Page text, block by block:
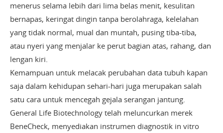
menerus selama lebih dari lima belas menit, kesulitan
bernapas, keringat dingin tanpa berolahraga, kelelahan
yang tidak normal, mual dan muntah, pusing tiba-tiba,
atau nyeri yang menjalar ke perut bagian atas, rahang, dan
lengan kiri.
Kemampuan untuk melacak perubahan data tubuh kapan
saja dalam kehidupan sehari-hari juga merupakan salah
satu cara untuk mencegah gejala serangan jantung.
General Life Biotechnology telah meluncurkan merek
BeneCheck, menyediakan instrumen diagnostik in vitro